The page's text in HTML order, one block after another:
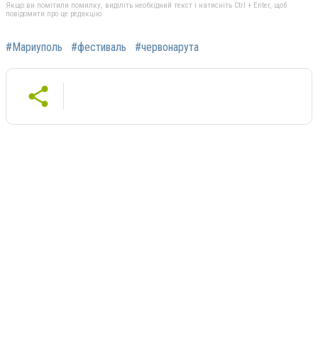
Якщо ви помітили помилку, виділіть необхідний текст і натисніть Ctrl + Enter, щоб
повідомити про це редакцію
#Мариуполь #фестиваль #червонарута